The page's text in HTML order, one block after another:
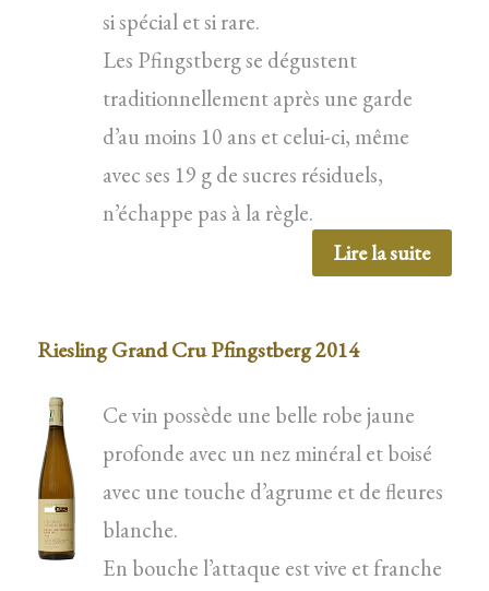
si spécial et si rare.
Les Pfingstberg se dégustent
traditionnellement après une garde
d’au moins 10 ans et celui-ci, même
avec ses 19 g de sucres résiduels,
n’échappe pas à la règle.
Lire la suite
Riesling Grand Cru Pfingstberg 2014
Ce vin possède une belle robe jaune
profonde avec un nez minéral et boisé
avec une touche d’agrume et de fleures
blanche.
En bouche l’attaque est vive et franche